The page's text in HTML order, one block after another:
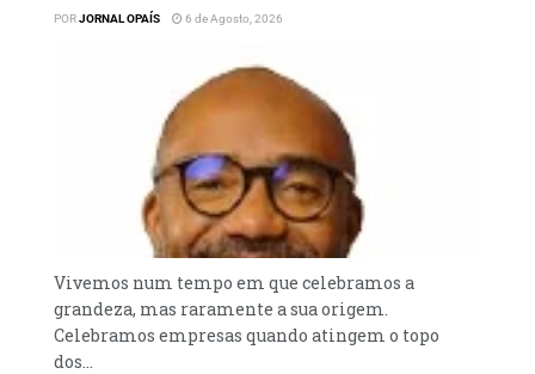
PORJORNAL OPAÍS 6 de Agosto, 2026
Vivemos num tempo em que celebramos a
grandeza, mas raramente a sua origem.
Celebramos empresas quando atingem o topo
dos...